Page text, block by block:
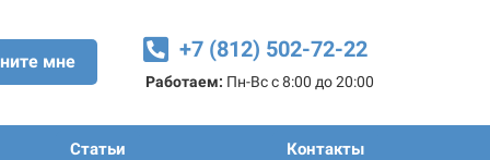
мне +7 (812) 502-72-22
Работаем: Пн-Вс с 8:00 до 20:00
Статьи Контакты